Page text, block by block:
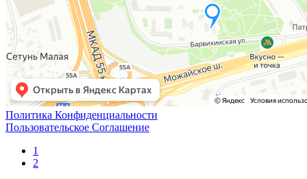
Политика Конфиденциальности
Пользовательское Соглашение
1
2